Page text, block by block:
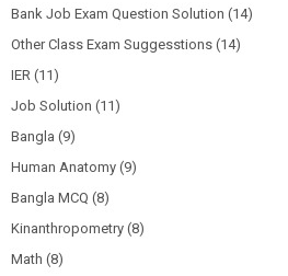
Bank Job Exam Question Solution (14)
Other Class Exam Suggesstions (14)
IER (11)
Job Solution (11)
Bangla (9)
Human Anatomy (9)
Bangla MCQ (8)
Kinanthropometry (8)
Math (8)